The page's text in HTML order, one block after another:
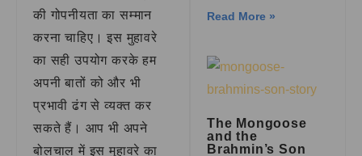
की गोपनीयता का सम्मान
करना चाहिए। इस मुहावरे
का सही उपयोग करके हम
अपनी बातों को और भी
प्रभावी ढंग से व्यक्त कर
सकते हैं। आप भी अपने
बोलचाल में इस मुहावरे का
Read More »
The Mongoose
and the
Brahmin’s Son